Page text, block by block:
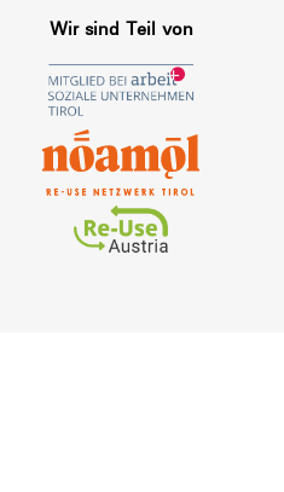
Wir sind Teil von